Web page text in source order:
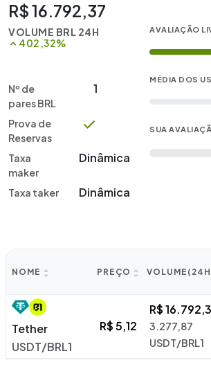
R$ 16.792,37
VOLUME BRL 24H
402,32%
Nº de
pares BRL
1
Prova de
Reservas
Taxa
maker
Dinâmica
Taxa taker Dinâmica
AVALIAÇÃO
MÉDIA DOS
SUA
NOME PREÇO
Tether
USDT/BRL1
R$ 5,12
R$
3.277,87
USDT/BRL1